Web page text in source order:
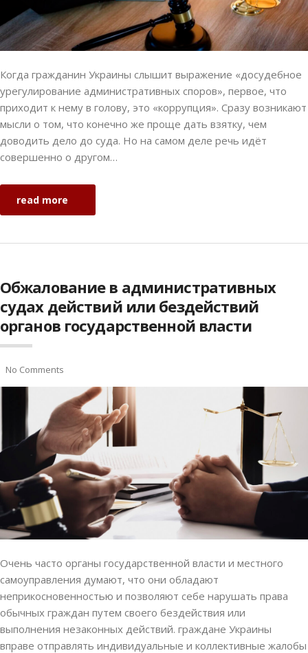
Когда гражданин Украины слышит выражение «досудебное
урегулирование административных споров», первое, что
приходит к нему в голову, это «коррупция». Сразу возникают
мысли о том, что конечно же проще дать взятку, чем
доводить дело до суда. Но на самом деле речь идёт
совершенно о другом…
read more
Обжалование в административных
судах действий или бездействий
органов государственной власти
No Comments
Очень часто органы государственной власти и местного
самоуправления думают, что они обладают
неприкосновенностью и позволяют себе нарушать права
обычных граждан путем своего бездействия или
выполнения незаконных действий. граждане Украины
вправе отправлять индивидуальные и коллективные жалобы